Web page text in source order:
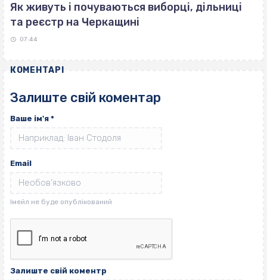
Як живуть і почуваються виборці, дільниці
та реєстр на Черкащині
07:44
КОМЕНТАРІ
Залиште свій коментар
Ваше ім'я *
Email
Залиште свій коментр